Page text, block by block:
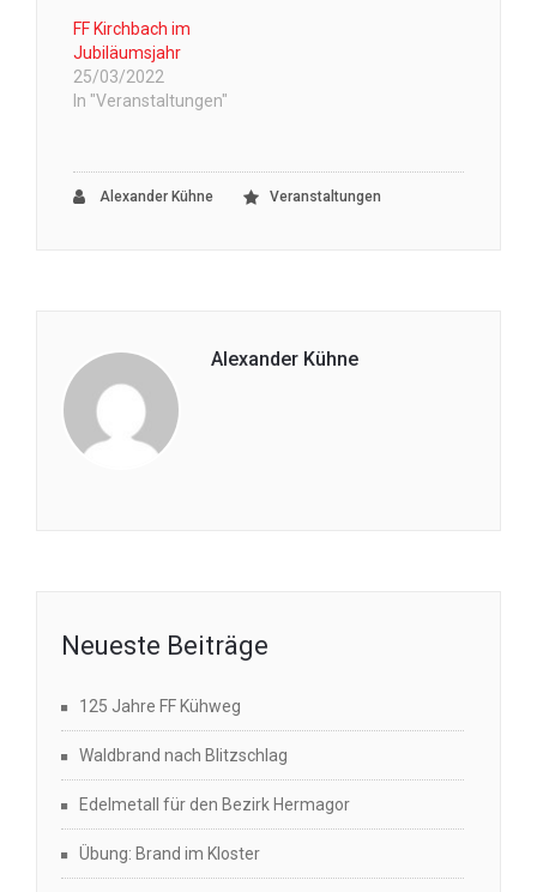
FF Kirchbach im
Jubiläumsjahr
25/03/2022
In "Veranstaltungen"
Alexander Kühne Veranstaltungen
Alexander Kühne
Neueste Beiträge
125 Jahre FF Kühweg
Waldbrand nach Blitzschlag
Edelmetall für den Bezirk Hermagor
Übung: Brand im Kloster